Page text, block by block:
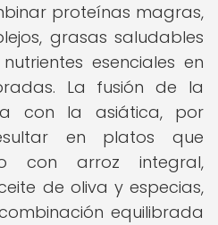
proteínas magras,
grasas saludables
esenciales en
La fusión de la
con la asiática, por
en platos que
con arroz integral,
de oliva y especias,
equilibrada